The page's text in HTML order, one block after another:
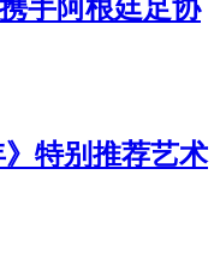
手阿根廷足协
》特别推荐艺术